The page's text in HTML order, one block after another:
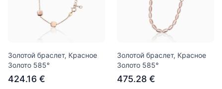
Золотой браслет, Красное
Золото 585°
424.16 €
Золотой браслет, Красное
Золото 585°
475.28 €